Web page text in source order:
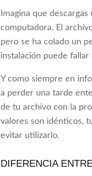
Imagina que
computadora. El
pero se ha colado un
instalación puede
Y como siempre en
a perder una tarde
de tu archivo con la
valores son idénticos,
evitar utilizarlo.
DIFERENCIA